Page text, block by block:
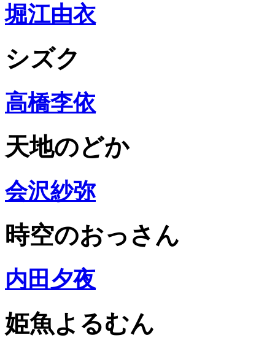
堀江由衣
シズク
高橋李依
天地のどか
会沢紗弥
時空のおっさん
内田夕夜
姫魚よるむん